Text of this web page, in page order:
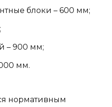
блоки – 600 мм;
– 900 мм;
мм.
нормативным